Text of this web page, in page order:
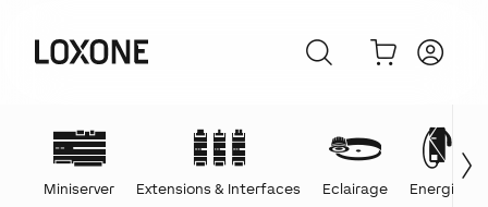
Miniserver Extensions & Interfaces Eclairage Energie